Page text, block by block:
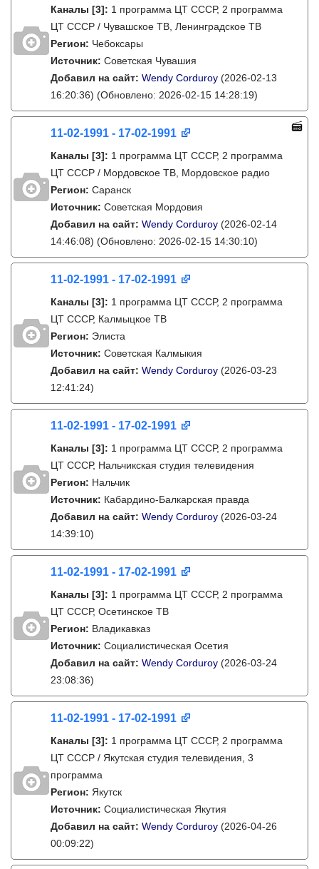
Каналы [3]: 1 программа ЦТ СССР, 2 программа
ЦТ СССР / Чувашское ТВ, Ленинградское ТВ
Регион: Чебоксары
Источник: Советская Чувашия
Добавил на сайт: Wendy Corduroy (2026-02-13
16:20:36) (Обновлено: 2026-02-15 14:28:19)
11-02-1991 - 17-02-1991
Каналы [3]: 1 программа ЦТ СССР, 2 программа
ЦТ СССР / Мордовское ТВ, Мордовское радио
Регион: Саранск
Источник: Советская Мордовия
Добавил на сайт: Wendy Corduroy (2026-02-14
14:46:08) (Обновлено: 2026-02-15 14:30:10)
11-02-1991 - 17-02-1991
Каналы [3]: 1 программа ЦТ СССР, 2 программа
ЦТ СССР, Калмыцкое ТВ
Регион: Элиста
Источник: Советская Калмыкия
Добавил на сайт: Wendy Corduroy (2026-03-23
12:41:24)
11-02-1991 - 17-02-1991
Каналы [3]: 1 программа ЦТ СССР, 2 программа
ЦТ СССР, Нальчикская студия телевидения
Регион: Нальчик
Источник: Кабардино-Балкарская правда
Добавил на сайт: Wendy Corduroy (2026-03-24
14:39:10)
11-02-1991 - 17-02-1991
Каналы [3]: 1 программа ЦТ СССР, 2 программа
ЦТ СССР, Осетинское ТВ
Регион: Владикавказ
Источник: Социалистическая Осетия
Добавил на сайт: Wendy Corduroy (2026-03-24
23:08:36)
11-02-1991 - 17-02-1991
Каналы [3]: 1 программа ЦТ СССР, 2 программа
ЦТ СССР / Якутская студия телевидения, 3
программа
Регион: Якутск
Источник: Социалистическая Якутия
Добавил на сайт: Wendy Corduroy (2026-04-26
00:09:22)